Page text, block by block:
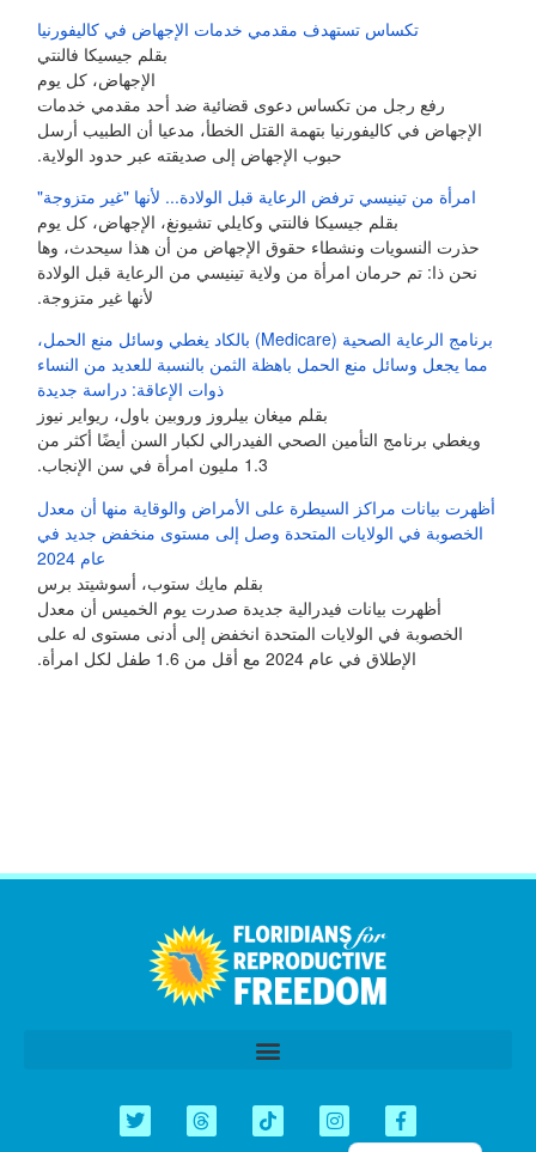
تكساس تستهدف مقدمي خدمات الإجهاض في كاليفورنيا
بقلم جيسيكا فالنتي
الإجهاض، كل يوم
رفع رجل من تكساس دعوى قضائية ضد أحد مقدمي خدمات
الإجهاض في كاليفورنيا بتهمة القتل الخطأ، مدعيا أن الطبيب أرسل
حبوب الإجهاض إلى صديقته عبر حدود الولاية.
امرأة من تينيسي ترفض الرعاية قبل الولادة... لأنها "غير متزوجة"
بقلم جيسيكا فالنتي وكايلي تشيونغ، الإجهاض، كل يوم
حذرت النسويات ونشطاء حقوق الإجهاض من أن هذا سيحدث، وها
نحن ذا: تم حرمان امرأة من ولاية تينيسي من الرعاية قبل الولادة
لأنها غير متزوجة.
برنامج الرعاية الصحية (Medicare) بالكاد يغطي وسائل منع الحمل،
مما يجعل وسائل منع الحمل باهظة الثمن بالنسبة للعديد من النساء
ذوات الإعاقة: دراسة جديدة
بقلم ميغان بيلروز وروبين باول، ريواير نيوز
ويغطي برنامج التأمين الصحي الفيدرالي لكبار السن أيضًا أكثر من
1.3 مليون امرأة في سن الإنجاب.
أظهرت بيانات مراكز السيطرة على الأمراض والوقاية منها أن معدل
الخصوبة في الولايات المتحدة وصل إلى مستوى منخفض جديد في
عام 2024
بقلم مايك ستوب، أسوشيتد برس
أظهرت بيانات فيدرالية جديدة صدرت يوم الخميس أن معدل
الخصوبة في الولايات المتحدة انخفض إلى أدنى مستوى له على
الإطلاق في عام 2024 مع أقل من 1.6 طفل لكل امرأة.
English
Español